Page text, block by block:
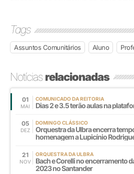
Tags
Assuntos Comunitários Aluno
Notíciasrelacionadas
01
MAI
COMUNICADO DA REITORIA
Dias 2 e 3.5 terão aulas na
05
DEZ
DOMINGO CLÁSSICO
Orquestra da Ulbra encerra
homenagem a Lupicínio
21
NOV
ORQUESTRA DA ULBRA
Bach e Corelli no encerramento
2023 no Santander